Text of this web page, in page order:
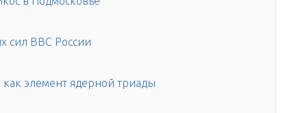
сил ВВС России
элемент ядерной триады